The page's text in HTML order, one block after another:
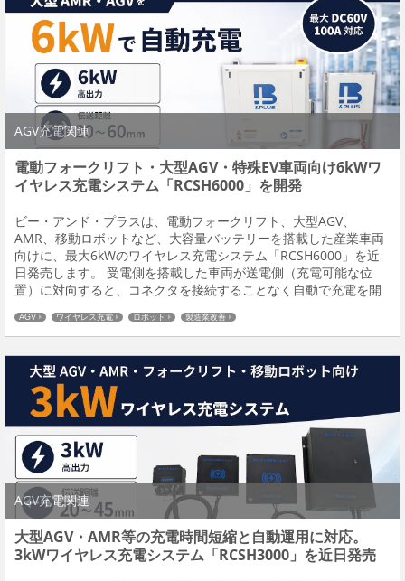
AGV充電関連
電動フォークリフト・大型AGV・特殊EV車両向け6kWワ
イヤレス充電システム「RCSH6000」を開発
ビー・アンド・プラスは、電動フォークリフト、大型AGV、
AMR、移動ロボットなど、大容量バッテリーを搭載した産業車両
向けに、最大6kWのワイヤレス充電システム「RCSH6000」を近
日発売します。 受電側を搭載した車両が送電側（充電可能な位
置）に対向すると、コネクタを接続することなく自動で充電を開
を利用して充電することで、充電のために車両を...
AGV ワイヤレス充電 ロボット 製造業改善
AGV充電関連
大型AGV・AMR等の充電時間短縮と自動運用に対応。
3kWワイヤレス充電システム「RCSH3000」を近日発売